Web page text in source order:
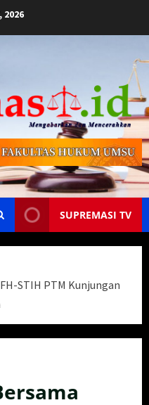
2026
SUPREMASI TV
STIH PTM Kunjungan